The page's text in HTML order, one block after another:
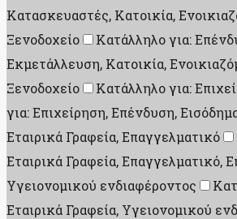
Κατασκευαστές, Κατοικία,
Ξενοδοχείο
Κατάλληλο για:
Εκμετάλλευση, Κατοικία,
Ξενοδοχείο
Κατάλληλο για:
για: Επιχείρηση, Επένδυση,
Εταιρικά Γραφεία, Επαγγελματικό
Εταιρικά Γραφεία, Επαγγελματικό,
Υγειονομικού ενδιαφέροντος
Εταιρικά Γραφεία, Υγειονομικού